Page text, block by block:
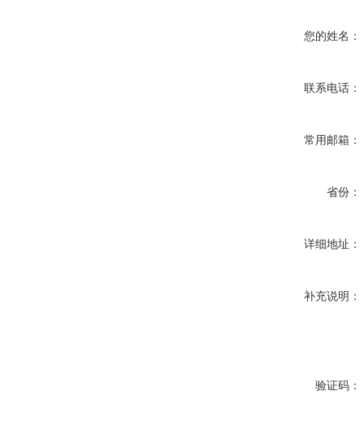
您的姓名：
联系电话：
常用邮箱：
省份：
详细地址：
补充说明：
验证码：